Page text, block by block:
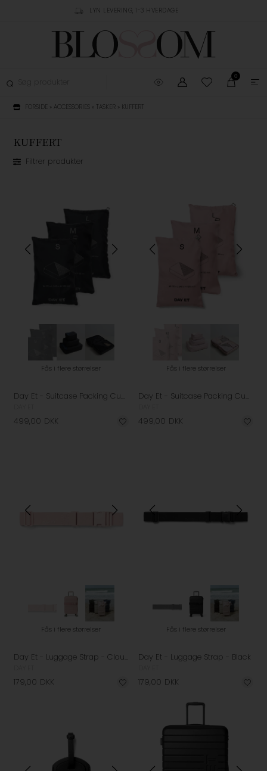
LYN LEVERING, 1-3 HVERDAGE
0
FORSIDE » ACCESSORIES » TASKER » KUFFERT
KUFFERT
Filtrer produkter
Fås i flere størrelser
Day Et - Suitcase Packing Cube Sæt - Black
499,00 DKK
Fås i flere størrelser
Day Et - Suitcase Packing Cube Sæt - Cloud Rose
499,00 DKK
Fås i flere størrelser
Day Et - Luggage Strap - Cloud Rose
179,00 DKK
Fås i flere størrelser
Day Et - Luggage Strap - Black
179,00 DKK